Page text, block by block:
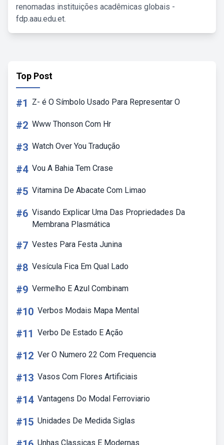
renomadas instituições acadêmicas globais -
fdp.aau.edu.et.
Top Post
#1 Z- é O Símbolo Usado Para Representar O
#2 Www Thonson Com Hr
#3 Watch Over You Tradução
#4 Vou A Bahia Tem Crase
#5 Vitamina De Abacate Com Limao
#6 Visando Explicar Uma Das Propriedades Da
Membrana Plasmática
#7 Vestes Para Festa Junina
#8 Vesícula Fica Em Qual Lado
#9 Vermelho E Azul Combinam
#10 Verbos Modais Mapa Mental
#11 Verbo De Estado E Ação
#12 Ver O Numero 22 Com Frequencia
#13 Vasos Com Flores Artificiais
#14 Vantagens Do Modal Ferroviario
#15 Unidades De Medida Siglas
Unhas Classicas E Modernas